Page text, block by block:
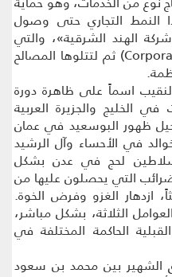
النمط التجاري حتى وصول
الهند الشرقية»، والتي
أدخلت نمط التجارة التضامنية (Corporate) ثم لتتلوها المصالح
اسماً على ظاهرة دورة
الخليج والجزيرة العربية
ظهور البوسعيد في عمان
في الأحساء وآل الرشيد
لحج في عدن بشكل
التي يحصلون عليها من
ازدهار الغزو وفرض الخوة.
الثلاثة، بشكل مباشر،
الحاكمة المختلفة في
الشهير بين محمد بن سعود